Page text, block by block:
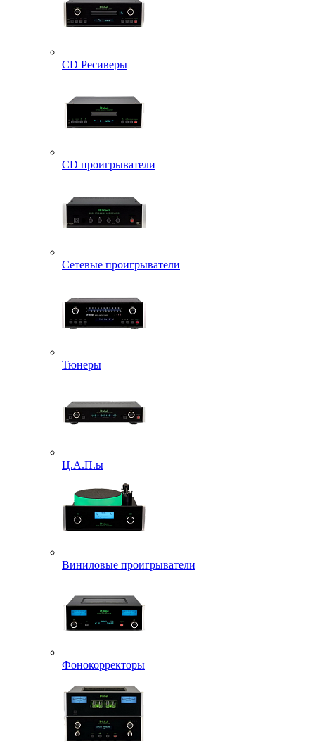
CD Ресиверы
CD проигрыватели
Сетевые проигрыватели
Тюнеры
Ц.А.П.ы
Виниловые проигрыватели
Фонокорректоры